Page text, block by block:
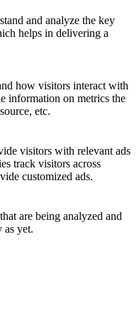
and analyze the key
helps in delivering a
how visitors interact with
information on metrics the
etc.
visitors with relevant ads
track visitors across
customized ads.
are being analyzed and
as yet.